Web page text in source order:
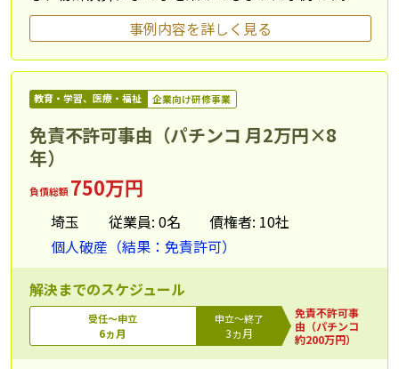
事例内容を詳しく見る
教育・学習、医療・福祉 企業向け研修事業
免責不許可事由（パチンコ 月2万円×8
年）
負債総額750万円
埼玉 従業員: 0名
債権者: 10社
個人破産（結果：免責許可）
解決までのスケジュール
受任～申立
6ヵ月
申立～終了
3ヵ月
免責不許可事
由（パチンコ
約200万円）